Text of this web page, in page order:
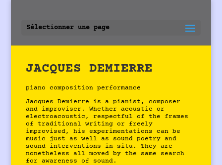
Sélectionner une page
JACQUES DEMIERRE
piano composition performance
Jacques Demierre is a pianist, composer
and improviser. Whether acoustic or
electroacoustic, respectful of the frames
of traditional writing or freely
improvised, his experimentations can be
music just as well as sound poetry and
sound interventions in situ. They are
nonetheless all moved by the same search
for awareness of sound.